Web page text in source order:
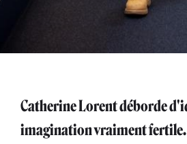
Catherine Lorent déborde
imagination vraiment fertile.